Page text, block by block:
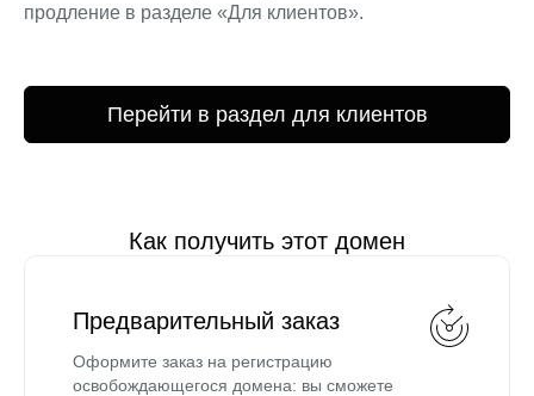
продление в разделе «Для клиентов».
Перейти в раздел для клиентов
Как получить этот домен
Предварительный заказ
Оформите заказ на регистрацию
освобождающегося домена: вы сможете